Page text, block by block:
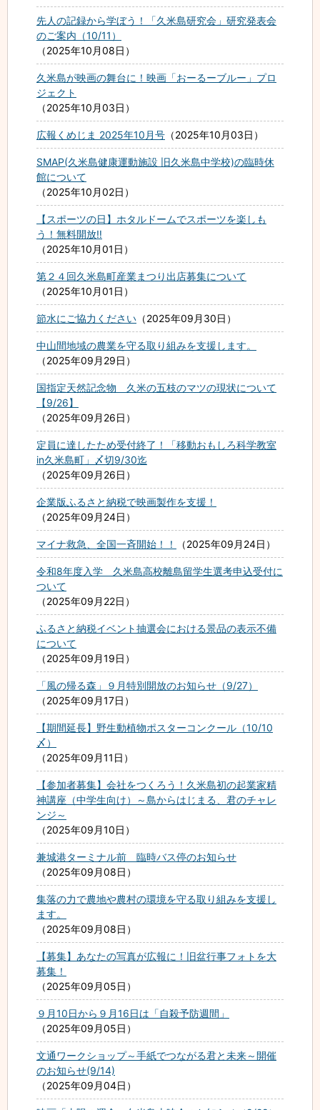
先人の記録から学ぼう！「久米島研究会」研究発表会
のご案内（10/11）
2025年10月08日
久米島が映画の舞台に！映画「おーるーブルー」プロ
ジェクト
2025年10月03日
広報くめじま 2025年10月号 2025年10月03日
SMAP(久米島健康運動施設 旧久米島中学校)の臨時休
館について
2025年10月02日
【スポーツの日】ホタルドームでスポーツを楽しも
う！無料開放‼
2025年10月01日
第２４回久米島町産業まつり出店募集について
2025年10月01日
節水にご協力ください 2025年09月30日
中山間地域の農業を守る取り組みを支援します。
2025年09月29日
国指定天然記念物 久米の五枝のマツの現状について
【9/26】
2025年09月26日
定員に達したため受付終了！「移動おもしろ科学教室
in久米島町」〆切9/30迄
2025年09月26日
企業版ふるさと納税で映画製作を支援！
2025年09月24日
マイナ救急、全国一斉開始！！ 2025年09月24日
令和8年度入学 久米島高校離島留学生選考申込受付に
ついて
2025年09月22日
ふるさと納税イベント抽選会における景品の表示不備
について
2025年09月19日
「風の帰る森」９月特別開放のお知らせ（9/27）
2025年09月17日
【期間延長】野生動植物ポスターコンクール（10/10
〆）
2025年09月11日
【参加者募集】会社をつくろう！久米島初の起業家精
神講座（中学生向け）～島からはじまる、君のチャレ
ンジ～
2025年09月10日
兼城港ターミナル前 臨時バス停のお知らせ
2025年09月08日
集落の力で農地や農村の環境を守る取り組みを支援し
ます。
2025年09月08日
【募集】あなたの写真が広報に！旧盆行事フォトを大
募集！
2025年09月05日
９月10日から９月16日は「自殺予防週間」
2025年09月05日
文通ワークショップ～手紙でつながる君と未来～開催
のお知らせ(9/14)
2025年09月04日